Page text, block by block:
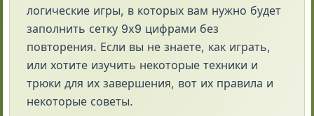
логические игры, в которых вам нужно будет
заполнить сетку 9x9 цифрами без
повторения. Если вы не знаете, как играть,
или хотите изучить некоторые техники и
трюки для их завершения, вот их правила и
некоторые советы.